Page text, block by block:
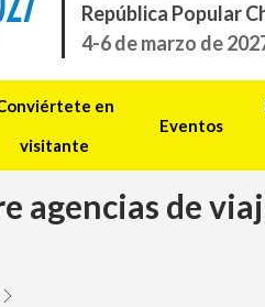
República Popular
4-6 de marzo de
en
visitante
Eventos
agencias de